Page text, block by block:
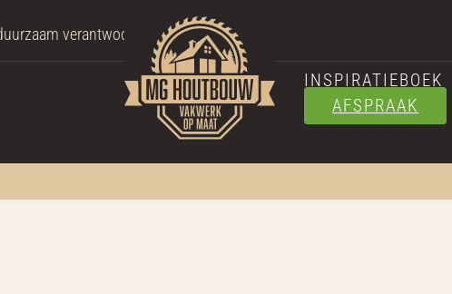
verantwoord hout
INSPIRATIEBOEK
AFSPRAAK